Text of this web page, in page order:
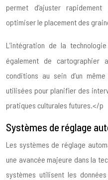
permet d’ajuster
optimiser le placement des
L’intégration de la technologie
également de cartographier
conditions au sein d’un
utilisées pour planifier des
pratiques culturales futures.</p
Systèmes de réglage
Les systèmes de réglage
une avancée majeure dans la
systèmes utilisent les